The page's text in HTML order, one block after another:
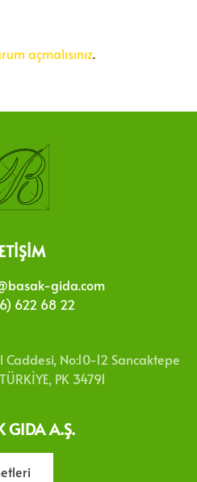
açmalısınız.
GIDA A.Ş.
gida.com
622 68 22
No:10-12 Sancaktepe
PK 34791